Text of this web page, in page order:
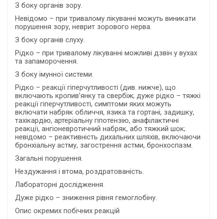
З боку органів зору.
Невідомо – при тривалому лікуванні можуть виникати
порушення зору, неврит зорового нерва.
З боку органів слуху.
Рідко – при тривалому лікуванні можливі дзвін у вухах
та запаморочення.
З боку імунної системи.
Рідко – реакції гіперчутливості (див. нижче), що
включають кропив’янку та свербіж; дуже рідко – тяжкі
реакції гіперчутливості, симптоми яких можуть
включати набряк обличчя, язика та гортані, задишку,
тахікардію, артеріальну гіпотензію, анафілактичні
реакції, ангіоневротичний набряк, або тяжкий шок;
невідомо – реактивність дихальних шляхів, включаючи
бронхіальну астму, загострення астми, бронхоспазм.
Загальні порушення.
Нездужання і втома, роздратованість.
Лабораторні дослідження.
Дуже рідко – зниження рівня гемоглобіну.
Опис окремих побічних реакцій